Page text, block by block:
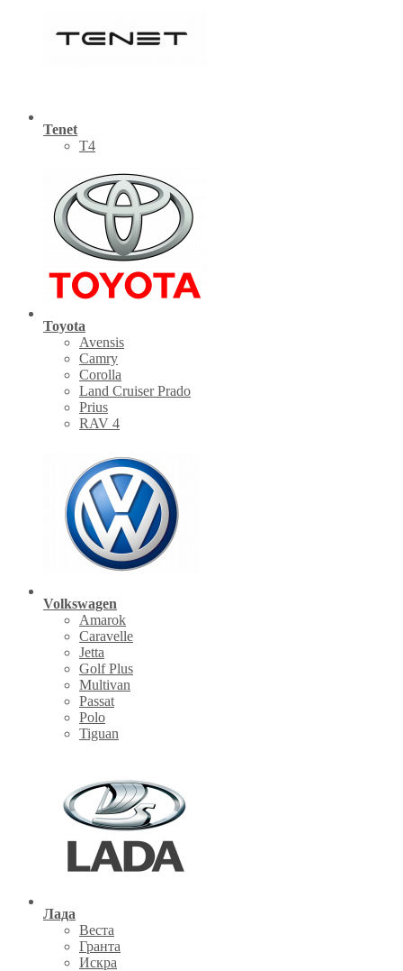
Tenet
Т4
Toyota
Avensis
Camry
Corolla
Land Cruiser Prado
Prius
RAV 4
Volkswagen
Amarok
Caravelle
Jetta
Golf Plus
Multivan
Passat
Polo
Tiguan
Лада
Веста
Гранта
Искра